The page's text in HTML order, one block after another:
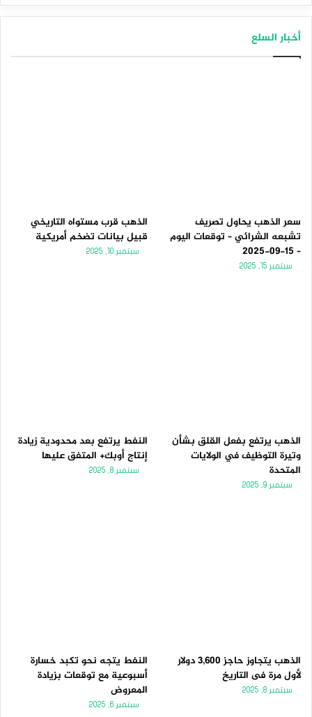
أخبار السلع
سعر الذهب يحاول تصريف
تشبعه الشرائي – توقعات اليوم
– 15-09-2025
سبتمبر 15, 2025
الذهب قرب مستواه التاريخي
قبيل بيانات تضخم أمريكية
سبتمبر 10, 2025
الذهب يرتفع بفعل القلق بشأن
وتيرة التوظيف في الولايات
المتحدة
سبتمبر 9, 2025
النفط يرتفع بعد محدودية زيادة
إنتاج أوبك+ المتفق عليها
سبتمبر 8, 2025
الذهب يتجاوز حاجز 3,600 دولار
لأول مرة فى التاريخ
سبتمبر 8, 2025
النفط يتجه نحو تكبد خسارة
أسبوعية مع توقعات بزيادة
المعروض
سبتمبر 6, 2025